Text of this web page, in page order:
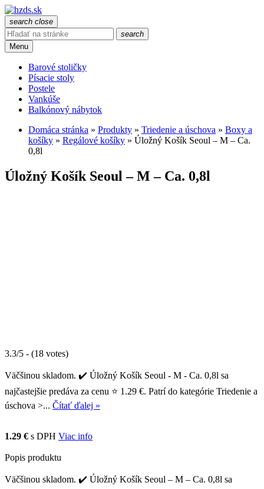
search close
search
Menu
Barové stoličky
Písacie stoly
Postele
Vankúše
Balkónový nábytok
Domáca stránka » Produkty » Triedenie a úschova » Boxy a
košíky » Regálové košíky » Úložný Košík Seoul – M – Ca.
0,8l
Úložný Košík Seoul – M – Ca. 0,8l
3.3/5 - (18 votes)
Väčšinou skladom. ✔️ Úložný Košík Seoul - M - Ca. 0,8l sa
najčastejšie predáva za cenu ⭐ 1.29 €. Patrí do kategórie Triedenie a
úschova >... Čítať ďalej »
1.29 € s DPH Viac info
Popis produktu
Väčšinou skladom. ✔️ Úložný Košík Seoul – M – Ca. 0,8l sa